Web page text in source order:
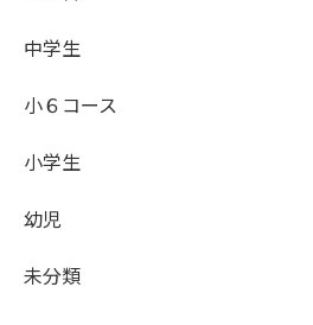
中学生
小６コース
小学生
幼児
未分類